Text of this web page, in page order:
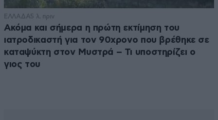
ΕΛΛΑΔΑ5 λ. πριν
Ακόμα και σήμερα η πρώτη εκτίμηση του
ιατροδικαστή για τον 90χρονο που βρέθηκε σε
καταψύκτη στον Μυστρά – Τι υποστηρίζει ο
γιος του